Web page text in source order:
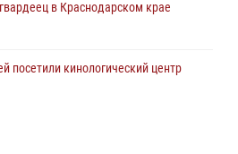
в Краснодарском крае
посетили кинологический центр